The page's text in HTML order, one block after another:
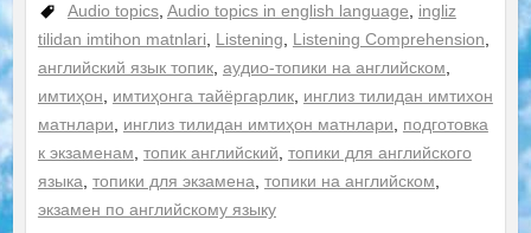
Audio topics, Audio topics in english language
ingliz
tilidan imtihon matnlari
Listening Listening Comprehension
английский язык топик, аудио-топики на английском
имтиҳон
имтиҳонга тайёргарлик, инглиз тилидан имтихон
матнлари
инглиз тилидан имтиҳон матнлари
подготовка
к экзаменам топик английский топики для английского
языка топики для экзамена топики на английском
экзамен по английскому языку